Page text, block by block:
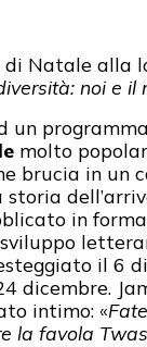
Natale alla
noi e
un
molto
brucia in un
in
il 6
dicembre.
intimo: «
la favola